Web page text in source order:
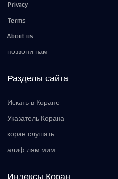
Privacy
Terms
About us
позвони нам
Разделы сайта
Искать в Коране
Указатель Корана
коран слушать
алиф лям мим